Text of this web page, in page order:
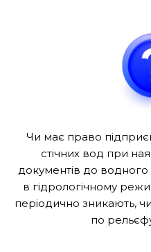
Чи має право
стічних вод при
документів до водного
в гідрологічному
періодично зникають,
по